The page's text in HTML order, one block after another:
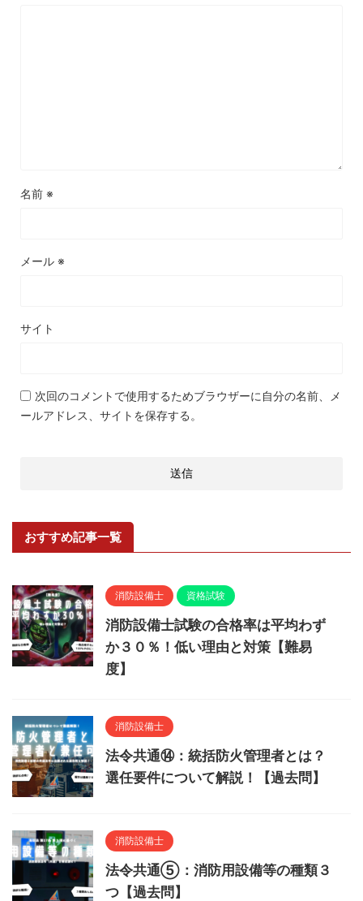
名前 ※
メール ※
サイト
次回のコメントで使用するためブラウザーに自分の名前、メ
ールアドレス、サイトを保存する。
おすすめ記事一覧
消防設備士 資格試験
消防設備士試験の合格率は平均わず
か３０％！低い理由と対策【難易
度】
消防設備士
法令共通⑭：統括防火管理者とは？
選任要件について解説！【過去問】
消防設備士
法令共通⑤：消防用設備等の種類３
つ【過去問】